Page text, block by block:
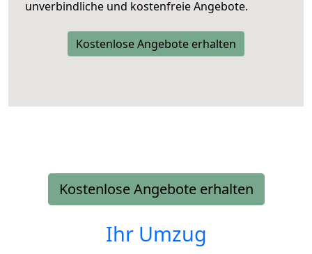
unverbindliche und kostenfreie Angebote.
Kostenlose Angebote erhalten
Kostenlose Angebote erhalten
Ihr Umzug